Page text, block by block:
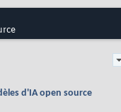
d'IA open source